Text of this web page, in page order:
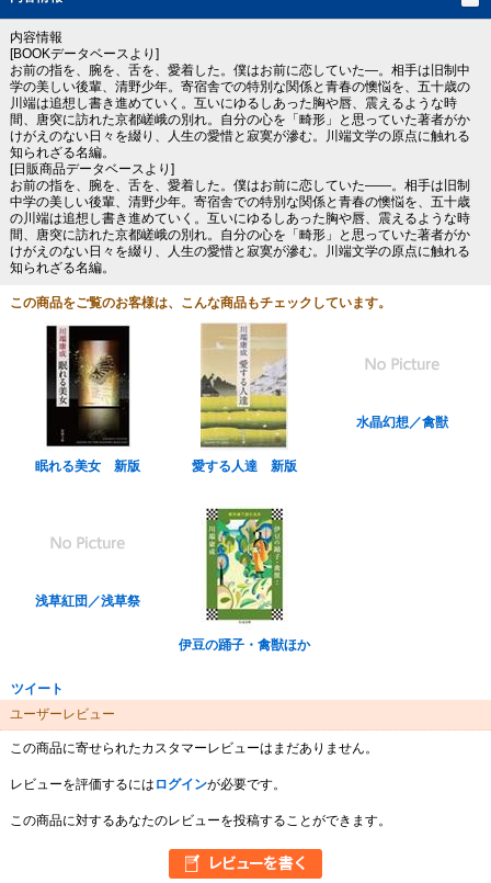
内容情報
[BOOKデータベースより]
お前の指を、腕を、舌を、愛着した。僕はお前に恋していた―。相手は旧制中
学の美しい後輩、清野少年。寄宿舎での特別な関係と青春の懊悩を、五十歳の
川端は追想し書き進めていく。互いにゆるしあった胸や唇、震えるような時
間、唐突に訪れた京都嵯峨の別れ。自分の心を「畸形」と思っていた著者がか
けがえのない日々を綴り、人生の愛惜と寂寞が滲む。川端文学の原点に触れる
知られざる名編。
[日販商品データベースより]
お前の指を、腕を、舌を、愛着した。僕はお前に恋していた――。相手は旧制
中学の美しい後輩、清野少年。寄宿舎での特別な関係と青春の懊悩を、五十歳
の川端は追想し書き進めていく。互いにゆるしあった胸や唇、震えるような時
間、唐突に訪れた京都嵯峨の別れ。自分の心を「畸形」と思っていた著者がか
けがえのない日々を綴り、人生の愛惜と寂寞が滲む。川端文学の原点に触れる
知られざる名編。
この商品をご覧のお客様は、こんな商品もチェックしています。
眠れる美女 新版 愛する人達 新版
水晶幻想／禽獣
浅草紅団／浅草祭
伊豆の踊子・禽獣ほか
ツイート
ユーザーレビュー
この商品に寄せられたカスタマーレビューはまだありません。
レビューを評価するには ログインが必要です。
この商品に対するあなたのレビューを投稿することができます。